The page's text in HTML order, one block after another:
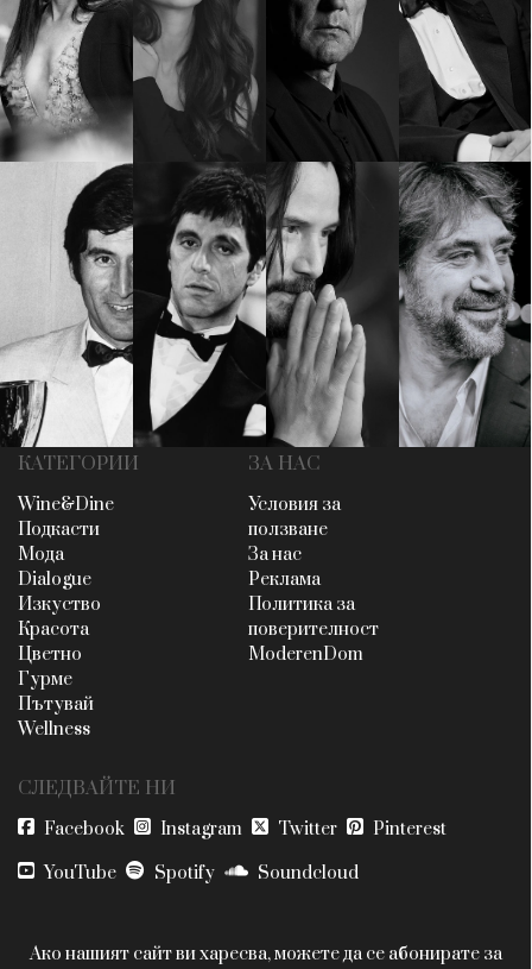
КАТЕГОРИИ
Wine&Dine
Подкасти
Мода
Dialogue
Изкуство
Красота
Цветно
Гурме
Пътувай
Wellness
ЗА НАС
Условия за
ползване
За нас
Реклама
Политика за
поверителност
ModerenDom
СЛЕДВАЙТЕ НИ
Facebook Instagram Twitter
Pinterest
YouTube
Spotify Soundcloud
Ако нашият сайт ви харесва, можете да се абонирате за